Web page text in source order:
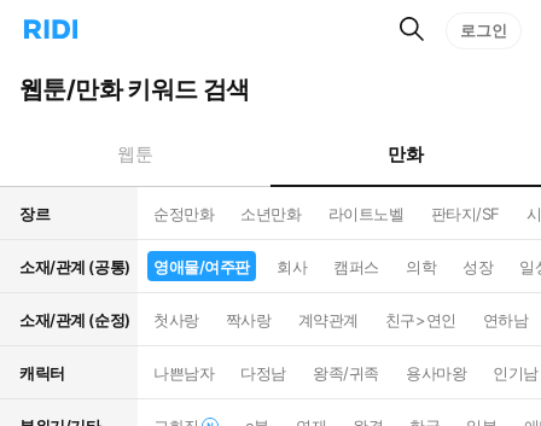
리
홈
으
턴
트
검
로그인
웹툰/만화 키워드 검색
웹툰 만화
장르 순정만화 소년만화 라이트노벨 판타지/SF
소재/관계 (공통) 영애물/여주판 회사 캠퍼스 의학 성장 일
소재/관계 (순정) 첫사랑 짝사랑 계약관계 친구>연인 연하남
캐릭터 나쁜남자 다정남 왕족/귀족 용사마왕 인기남